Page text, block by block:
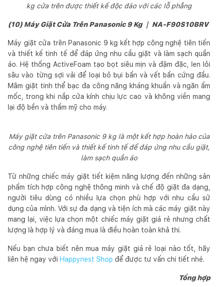
kg cửa trên được thiết kế độc đáo với các lỗ phẳng
(10) Máy Giặt Cửa Trên Panasonic 9 Kg ｜ NA-F90S10BRV
Máy giặt cửa trên Panasonic 9 kg kết hợp công nghệ tiên tiến
và thiết kế tinh tế để đáp ứng nhu cầu giặt và làm sạch quần
áo. Hệ thống ActiveFoam tạo bọt siêu mịn và đậm đặc, len lỏi
sâu vào từng sợi vải để loại bỏ bụi bẩn và vết bẩn cứng đầu.
Mâm giặt tinh thể bạc đa công năng kháng khuẩn và ngăn ẩm
mốc, trong khi nắp cửa kính chịu lực cao và không viền mang
lại độ bền và thẩm mỹ cho máy.
Máy giặt cửa trên Panasonic 9 kg là một kết hợp hoàn hảo của
công nghệ tiên tiến và thiết kế tinh tế để đáp ứng nhu cầu giặt,
làm sạch quần áo
Từ những chiếc máy giặt tiết kiệm năng lượng đến những sản
phẩm tích hợp công nghệ thông minh và chế độ giặt đa dạng,
người tiêu dùng có nhiều lựa chọn phù hợp với nhu cầu sử
dụng của mình. Với sự đa dạng và tiện ích mà các máy giặt này
mang lại, việc lựa chọn một chiếc máy giặt giá rẻ nhưng chất
lượng là hợp lý và đáng mua là điều hoàn toàn khả thi.
Nếu bạn chưa biết nên mua máy giặt giá rẻ loại nào tốt, hãy
liên hệ ngay với Happynest Shop để được tư vấn chi tiết nhé.
Tổng hợp